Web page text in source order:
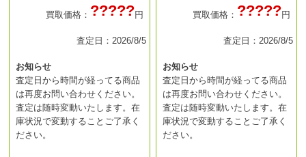
買取価格： ?????円
査定日：2026/8/5
お知らせ
査定日から時間が経ってる商品
は再度お問い合わせください。
査定は随時変動いたします。在
庫状況で変動することご了承く
ださい。
買取価格： ?????円
査定日：2026/8/5
お知らせ
査定日から時間が経ってる商品
は再度お問い合わせください。
査定は随時変動いたします。在
庫状況で変動することご了承く
ださい。